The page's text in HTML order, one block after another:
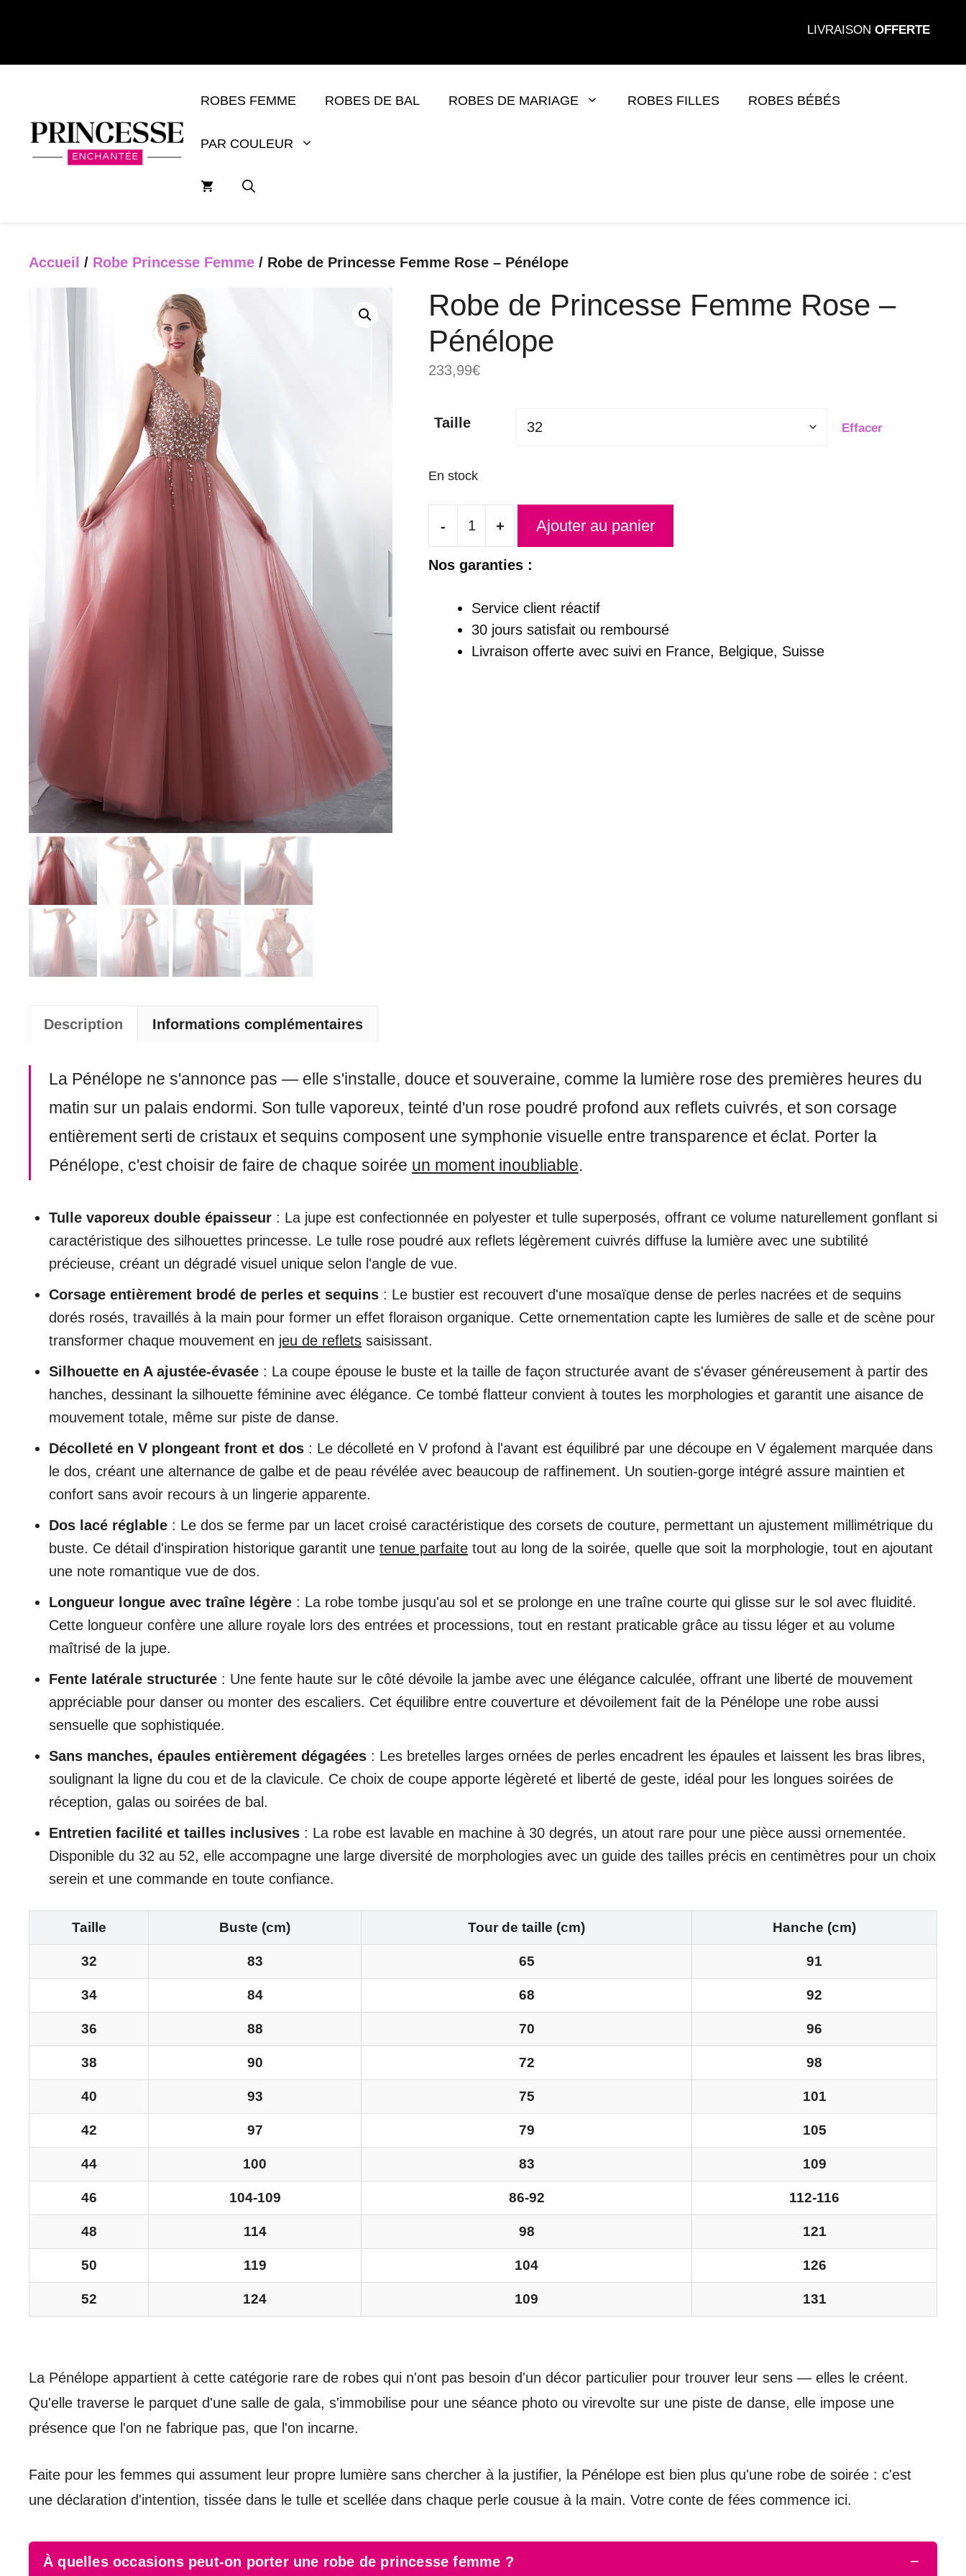
LIVRAISON OFFERTE
ROBES FEMME ROBES DE BAL ROBES DE MARIAGE ROBES FILLES ROBES BÉBÉS
PAR COULEUR
Accueil / Robe Princesse Femme / Robe de Princesse Femme Rose – Pénélope
Robe de Princesse Femme Rose –
Pénélope
233,99€
Taille Effacer
En stock
-
quantité
de
Princesse
Femme
+ Ajouter au panier
Nos garanties :
Service client réactif
30 jours satisfait ou remboursé
Livraison offerteavec suivi en France, Belgique, Suisse
Description Informations complémentaires
La Pénélope ne s'annonce pas — elle s'installe, douce et souveraine, comme la lumière rose des premières heures du
matin sur un palais endormi. Son tulle vaporeux, teinté d'un rose poudré profond aux reflets cuivrés, et son corsage
entièrement serti de cristaux et sequins composent une symphonie visuelle entre transparence et éclat. Porter la
Pénélope, c'est choisir de faire de chaque soirée un moment inoubliable.
Tulle vaporeux double épaisseur : La jupe est confectionnée en polyester et tulle superposés, offrant ce volume naturellement gonflant si
caractéristique des silhouettes princesse. Le tulle rose poudré aux reflets légèrement cuivrés diffuse la lumière avec une subtilité
précieuse, créant un dégradé visuel unique selon l'angle de vue.
Corsage entièrement brodé de perles et sequins : Le bustier est recouvert d'une mosaïque dense de perles nacrées et de sequins
dorés rosés, travaillés à la main pour former un effet floraison organique. Cette ornementation capte les lumières de salle et de scène pour
transformer chaque mouvement en jeu de reflets saisissant.
Silhouette en A ajustée-évasée : La coupe épouse le buste et la taille de façon structurée avant de s'évaser généreusement à partir des
hanches, dessinant la silhouette féminine avec élégance. Ce tombé flatteur convient à toutes les morphologies et garantit une aisance de
mouvement totale, même sur piste de danse.
Décolleté en V plongeant front et dos : Le décolleté en V profond à l'avant est équilibré par une découpe en V également marquée dans
le dos, créant une alternance de galbe et de peau révélée avec beaucoup de raffinement. Un soutien-gorge intégré assure maintien et
confort sans avoir recours à un lingerie apparente.
Dos lacé réglable : Le dos se ferme par un lacet croisé caractéristique des corsets de couture, permettant un ajustement millimétrique du
buste. Ce détail d'inspiration historique garantit une tenue parfaite tout au long de la soirée, quelle que soit la morphologie, tout en ajoutant
une note romantique vue de dos.
Longueur longue avec traîne légère : La robe tombe jusqu'au sol et se prolonge en une traîne courte qui glisse sur le sol avec fluidité.
Cette longueur confère une allure royale lors des entrées et processions, tout en restant praticable grâce au tissu léger et au volume
maîtrisé de la jupe.
Fente latérale structurée : Une fente haute sur le côté dévoile la jambe avec une élégance calculée, offrant une liberté de mouvement
appréciable pour danser ou monter des escaliers. Cet équilibre entre couverture et dévoilement fait de la Pénélope une robe aussi
sensuelle que sophistiquée.
Sans manches, épaules entièrement dégagées : Les bretelles larges ornées de perles encadrent les épaules et laissent les bras libres,
soulignant la ligne du cou et de la clavicule. Ce choix de coupe apporte légèreté et liberté de geste, idéal pour les longues soirées de
réception, galas ou soirées de bal.
Entretien facilité et tailles inclusives : La robe est lavable en machine à 30 degrés, un atout rare pour une pièce aussi ornementée.
Disponible du 32 au 52, elle accompagne une large diversité de morphologies avec un guide des tailles précis en centimètres pour un choix
serein et une commande en toute confiance.
Taille Buste (cm) Tour de taille (cm) Hanche (cm)
32 83 65 91
34 84 68 92
36 88 70 96
38 90 72 98
40 93 75 101
42 97 79 105
44 100 83 109
46 104-109 86-92 112-116
48 114 98 121
50 119 104 126
52 124 109 131
La Pénélope appartient à cette catégorie rare de robes qui n'ont pas besoin d'un décor particulier pour trouver leur sens — elles le créent.
Qu'elle traverse le parquet d'une salle de gala, s'immobilise pour une séance photo ou virevolte sur une piste de danse, elle impose une
présence que l'on ne fabrique pas, que l'on incarne.
Faite pour les femmes qui assument leur propre lumière sans chercher à la justifier, la Pénélope est bien plus qu'une robe de soirée : c'est
une déclaration d'intention, tissée dans le tulle et scellée dans chaque perle cousue à la main. Votre conte de fées commence ici.
À quelles occasions peut-on porter une robe de princesse femme ? −